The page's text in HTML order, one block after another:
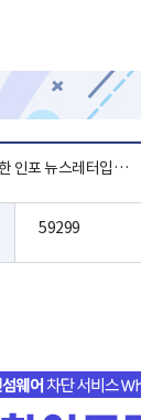
(광고) [화이트디펜더] 기업을 위한 인포 뉴스레터입니다. [8월2주]
59299